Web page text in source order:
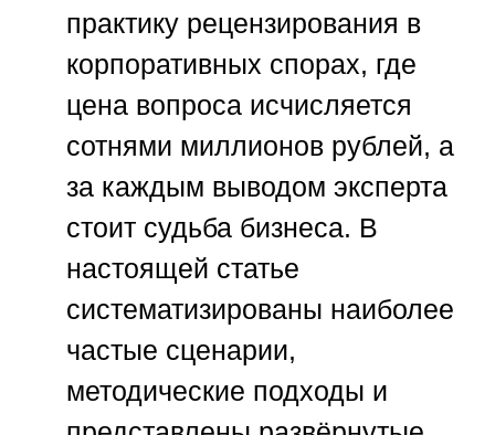
практику рецензирования в
корпоративных спорах, где
цена вопроса исчисляется
сотнями миллионов рублей, а
за каждым выводом эксперта
стоит судьба бизнеса. В
настоящей статье
систематизированы наиболее
частые сценарии,
методические подходы и